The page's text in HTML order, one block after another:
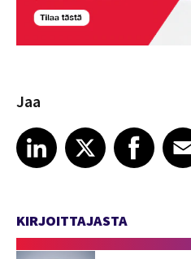
Jaa
Share article on LinkedIn
LinkedIn
Share article on XShare article onFacebook
Share
KIRJOITTAJASTA